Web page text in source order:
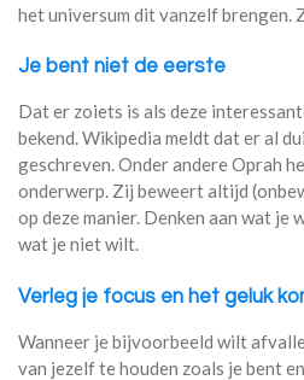
het universum dit vanzelf brengen.
Je bent niet de eerste
Dat er zoiets is als deze
bekend. Wikipedia meldt dat er al
geschreven. Onder andere Oprah
onderwerp. Zij beweert altijd
op deze manier. Denken aan wat je
wat je niet wilt.
Verleg je focus en het geluk
Wanneer je bijvoorbeeld wilt
van jezelf te houden zoals je bent